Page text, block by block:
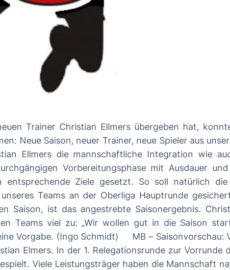
Neue Saison, neuer Trainer, neue Spieler aus
Ellmers die mannschaftliche Integration wie
Ziele gesetzt. So soll natürlich die
Teams an der Oberliga Hauptrunde
Saison, ist das angestrebte Saisonergebnis.
Teams viel zu: „Wir wollen gut in die Saison
– Saisonvorschau: Vor einer interessanten
Elmers. In der 1. Relegationsrunde zur Vorrunde
in die A-